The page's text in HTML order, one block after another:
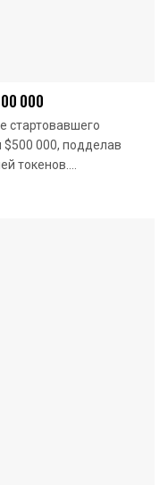
000
стартовавшего
000, подделав
токенов....